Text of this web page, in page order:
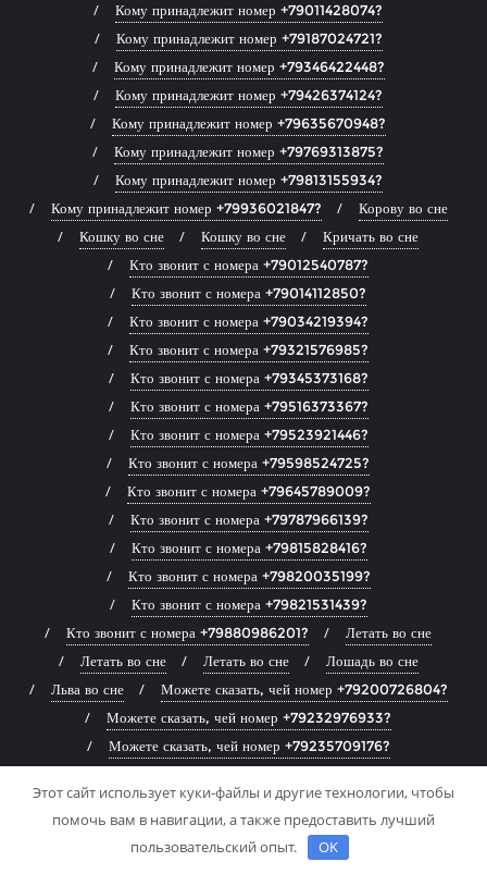
Кому принадлежит номер +79011428074?
Кому принадлежит номер +79187024721?
Кому принадлежит номер +79346422448?
Кому принадлежит номер +79426374124?
Кому принадлежит номер +79635670948?
Кому принадлежит номер +79769313875?
Кому принадлежит номер +79813155934?
Кому принадлежит номер +79936021847?
Корову во сне
Кошку во сне
Кошку во сне
Кричать во сне
Кто звонит с номера +79012540787?
Кто звонит с номера +79014112850?
Кто звонит с номера +79034219394?
Кто звонит с номера +79321576985?
Кто звонит с номера +79345373168?
Кто звонит с номера +79516373367?
Кто звонит с номера +79523921446?
Кто звонит с номера +79598524725?
Кто звонит с номера +79645789009?
Кто звонит с номера +79787966139?
Кто звонит с номера +79815828416?
Кто звонит с номера +79820035199?
Кто звонит с номера +79821531439?
Кто звонит с номера +79880986201?
Летать во сне
Летать во сне
Летать во сне
Лошадь во сне
Льва во сне
Можете сказать, чей номер +79200726804?
Можете сказать, чей номер +79232976933?
Можете сказать, чей номер +79235709176?
Можете сказать, чей номер +79799899308?
Можете сказать, чей номер +79959127294?
Можете сказать, чей номер +79991288756?
Этот сайт использует куки-файлы и другие технологии, чтобы
помочь вам в навигации, а также предоставить лучший
пользовательский опыт.
OK